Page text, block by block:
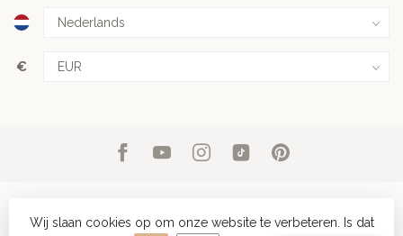
€
© Copyright 2026 PuurSpirits.nl- Powered byLightspeed-
Wij slaan cookies op om onze website te verbeteren. Is dat